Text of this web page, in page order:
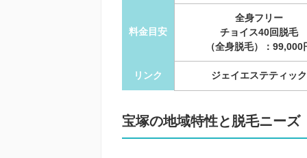
料金目安
全身フリー
チョイス40回脱毛
（全身脱毛）：99,000
リンク ジェイエステティック
宝塚の地域特性と脱毛ニーズ